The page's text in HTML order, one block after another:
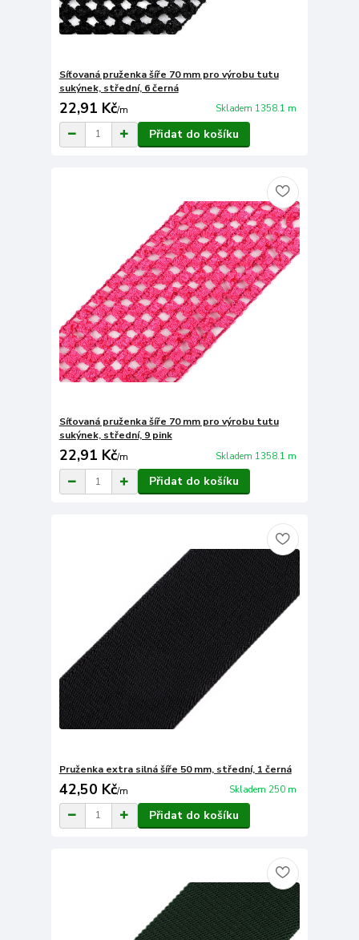
Síťovaná pruženka šíře 70 mm pro výrobu tutu
sukýnek, střední, 6 černá
22,91 Kč/m Skladem 1358.1 m
Přidat do košíku
Síťovaná pruženka šíře 70 mm pro výrobu tutu
sukýnek, střední, 9 pink
22,91 Kč/m Skladem 1358.1 m
Přidat do košíku
Pruženka extra silná šíře 50 mm, střední, 1 černá
42,50 Kč/m Skladem 250 m
Přidat do košíku